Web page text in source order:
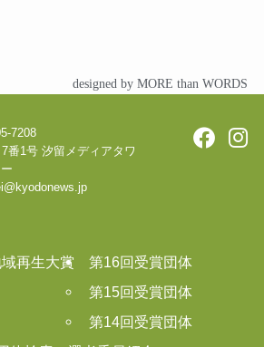
designed by MORE than WORDS
7208
番1号 汐留メディアタワ
ー
再生大賞
第16回受賞団体
第15回受賞団体
第14回受賞団体